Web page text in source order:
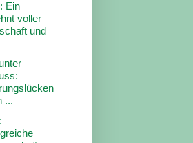
Ein
voller
und
...